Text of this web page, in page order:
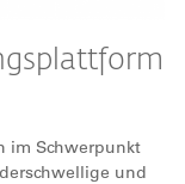
im Schwerpunkt
und